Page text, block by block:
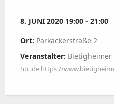
8. JUNI 2020 19:00 - 21:00
Ort: Parkäckerstraße 2
Veranstalter: Bietigheimer
htc.de https://